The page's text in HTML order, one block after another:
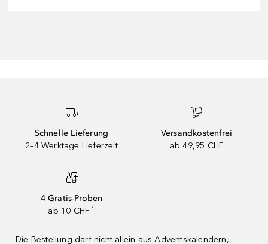
Schnelle Lieferung
2–4 Werktage Lieferzeit
Versandkostenfrei
ab 49,95 CHF
4 Gratis-Proben
ab 10 CHF ¹
Die Bestellung darf nicht allein aus Adventskalendern,